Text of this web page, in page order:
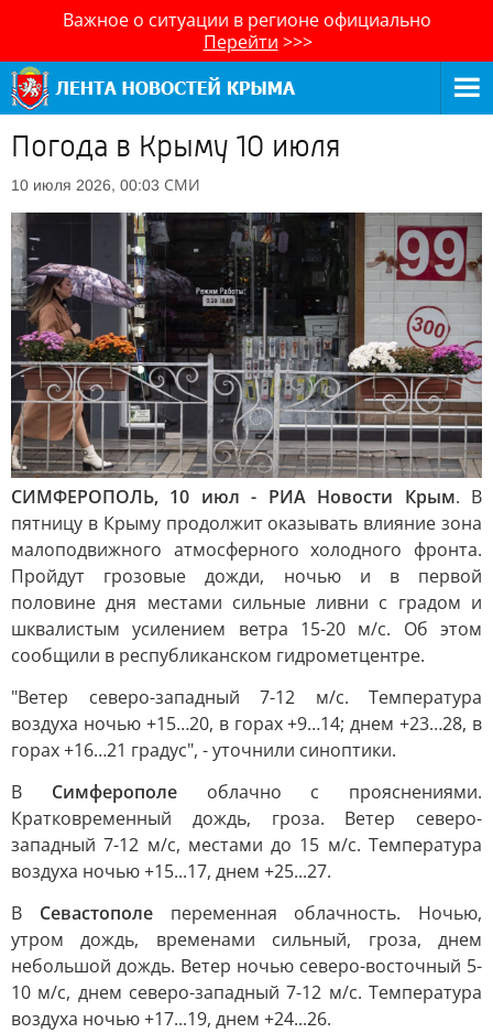
Важное о ситуации в регионе официально
Перейти >>>
Погода в Крыму 10 июля
10 июля 2026, 00:03 СМИ
СИМФЕРОПОЛЬ, 10 июл - РИА Новости Крым. В
пятницу в Крыму продолжит оказывать влияние зона
малоподвижного атмосферного холодного фронта.
Пройдут грозовые дожди, ночью и в первой
половине дня местами сильные ливни с градом и
шквалистым усилением ветра 15-20 м/с. Об этом
сообщили в республиканском гидрометцентре.
"Ветер северо-западный 7-12 м/с. Температура
воздуха ночью +15…20, в горах +9…14; днем +23…28, в
горах +16…21 градус", - уточнили синоптики.
В Симферополеоблачно с прояснениями.
Кратковременный дождь, гроза. Ветер северо-
западный 7-12 м/с, местами до 15 м/с. Температура
воздуха ночью +15...17, днем +25...27.
В Севастополе переменная облачность. Ночью,
утром дождь, временами сильный, гроза, днем
небольшой дождь. Ветер ночью северо-восточный 5-
10 м/с, днем северо-западный 7-12 м/с. Температура
воздуха ночью +17...19, днем +24...26.